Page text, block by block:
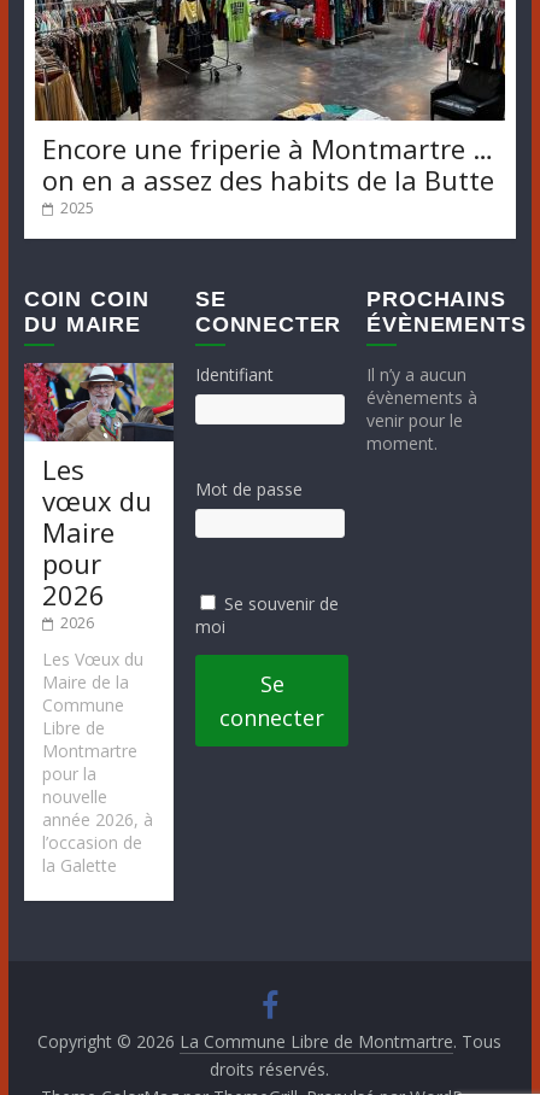
Encore une friperie à Montmartre …
on en a assez des habits de la Butte
2025
COIN COIN
DU MAIRE
Les
vœux du
Maire
pour
2026
2026
Les Vœux du
Maire de la
Commune
Libre de
Montmartre
pour la
nouvelle
année 2026, à
l’occasion de
la Galette
SE
CONNECTER
Identifiant
Mot de passe
Se souvenir de
moi
Se
connecter
PROCHAINS
ÉVÈNEMENTS
Il n’y a aucun
évènements à
venir pour le
moment.
Copyright © 2026 La Commune Libre de Montmartre. Tous
droits réservés.